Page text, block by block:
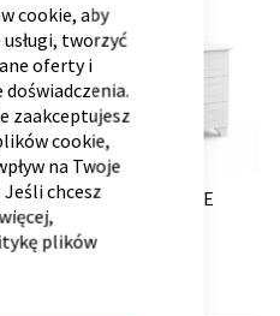
cookie, aby
tworzyć
oferty i
zaakceptujesz
cookie,
na Twoje
chcesz
plików
BIURKO 120 PRAWE
SIMPLE WHITE
124 x64 x
Półka i szafka wisząca